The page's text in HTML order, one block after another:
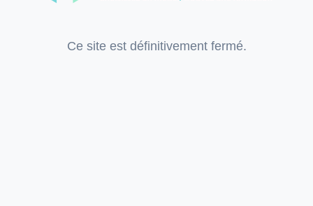
Ce site est définitivement fermé.